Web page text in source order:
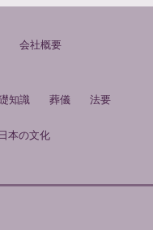
会社概要
知識 葬儀 法要
日本の文化